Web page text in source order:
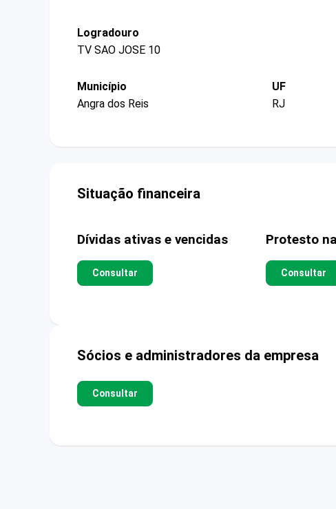
Logradouro
TV SAO JOSE 10
Município
Angra dos Reis
UF
RJ
Situação financeira
Dívidas ativas e vencidas
Consultar
Protesto
Consultar
Sócios e administradores da empresa
Consultar